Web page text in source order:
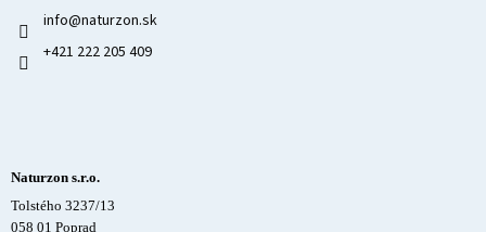
info@naturzon.sk
+421 222 205 409
Naturzon s.r.o.
Tolstého 3237/13
058 01 Poprad